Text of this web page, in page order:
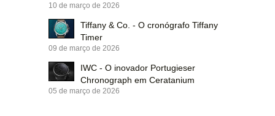
10 de março de 2026
Tiffany & Co. - O cronógrafo Tiffany
Timer
09 de março de 2026
IWC - O inovador Portugieser
Chronograph em Ceratanium
05 de março de 2026